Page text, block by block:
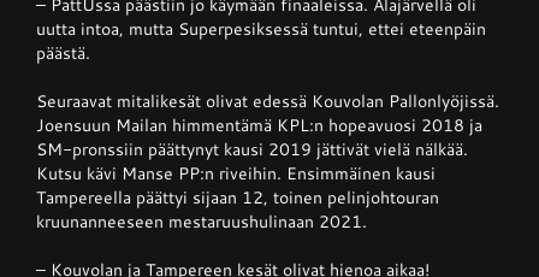
– PattUssa päästiin jo käymään finaaleissa. Alajärvellä oli
uutta intoa, mutta Superpesiksessä tuntui, ettei eteenpäin
päästä.
Seuraavat mitalikesät olivat edessä Kouvolan Pallonlyöjissä.
Joensuun Mailan himmentämä KPL:n hopeavuosi 2018 ja
SM-pronssiin päättynyt kausi 2019 jättivät vielä nälkää.
Kutsu kävi Manse PP:n riveihin. Ensimmäinen kausi
Tampereella päättyi sijaan 12, toinen pelinjohtouran
kruunanneeseen mestaruushulinaan 2021.
– Kouvolan ja Tampereen kesät olivat hienoa aikaa!